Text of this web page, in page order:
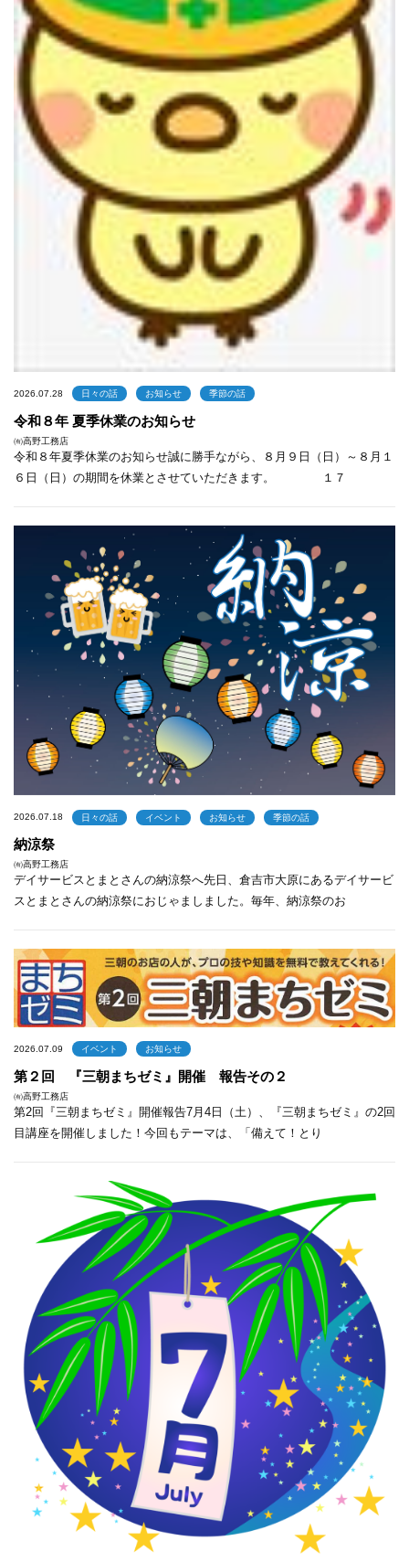
2026.07.28 日々の話 お知らせ 季節の話
令和８年 夏季休業のお知らせ
㈲高野工務店
令和８年夏季休業のお知らせ誠に勝手ながら、８月９日（日）～８月１
６日（日）の期間を休業とさせていただきます。 １７
2026.07.18 日々の話 イベント お知らせ 季節の話
納涼祭
㈲高野工務店
デイサービスとまとさんの納涼祭へ先日、倉吉市大原にあるデイサービ
スとまとさんの納涼祭におじゃましました。毎年、納涼祭のお
2026.07.09 イベント お知らせ
第２回 『三朝まちゼミ』開催 報告その２
㈲高野工務店
第2回『三朝まちゼミ』開催報告7月4日（土）、『三朝まちゼミ』の2回
目講座を開催しました！今回もテーマは、「備えて！とり